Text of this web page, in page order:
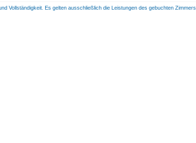
Vollständigkeit. Es gelten ausschließlich die Leistungen des gebuchten Zimmers.